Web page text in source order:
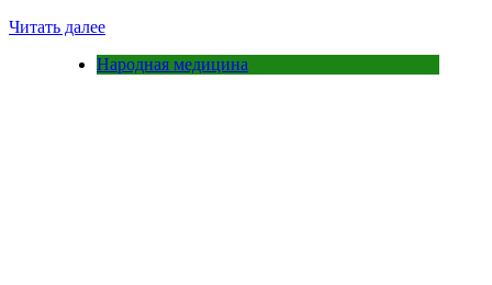
Читать далее
Народная медицина